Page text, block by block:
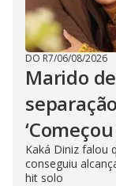
DO R7/06/08/2026
Marido
Kaká Diniz falou
conseguiu
hit solo